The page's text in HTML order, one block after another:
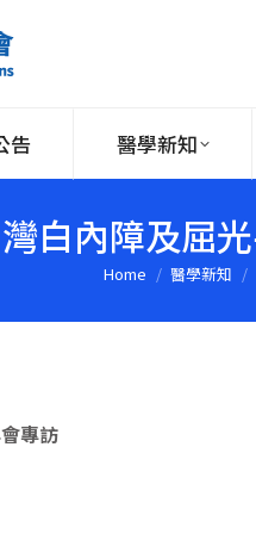
告 醫學新知
白內障及屈
You are here:
Home 醫學新知
專訪